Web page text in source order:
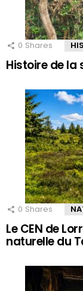
0 Shares
Histoire de la
0 Shares
Le CEN de
naturelle du